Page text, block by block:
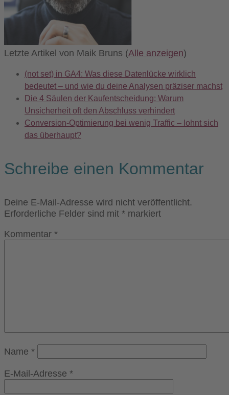
Letzte Artikel von Maik Bruns (Alle anzeigen)
(not set) in GA4: Was diese Datenlücke wirklich
bedeutet – und wie du deine Analysen präziser machst
Die 4 Säulen der Kaufentscheidung: Warum
Unsicherheit oft den Abschluss verhindert
Conversion-Optimierung bei wenig Traffic – lohnt sich
das überhaupt?
Schreibe einen Kommentar
Deine E-Mail-Adresse wird nicht veröffentlicht.
Erforderliche Felder sind mit * markiert
Kommentar *
Name *
E-Mail-Adresse *